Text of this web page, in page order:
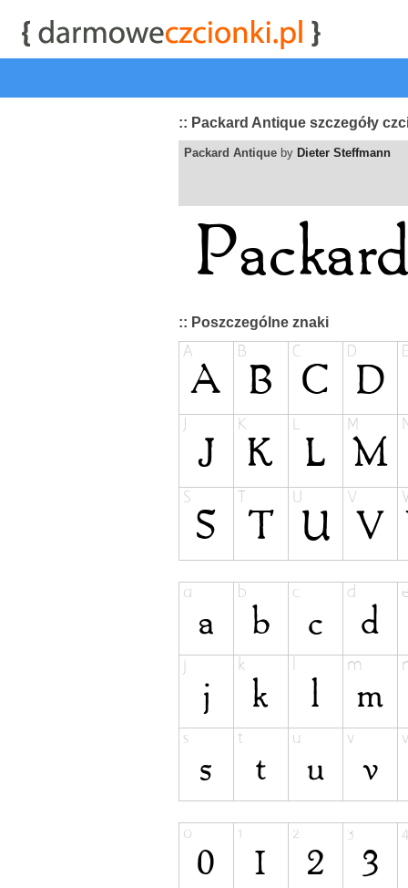
| przeglądaj | najwyżej
:: Packard Antique szczegóły
Packard Antique by Dieter Steffmann
:: Poszczególne znaki